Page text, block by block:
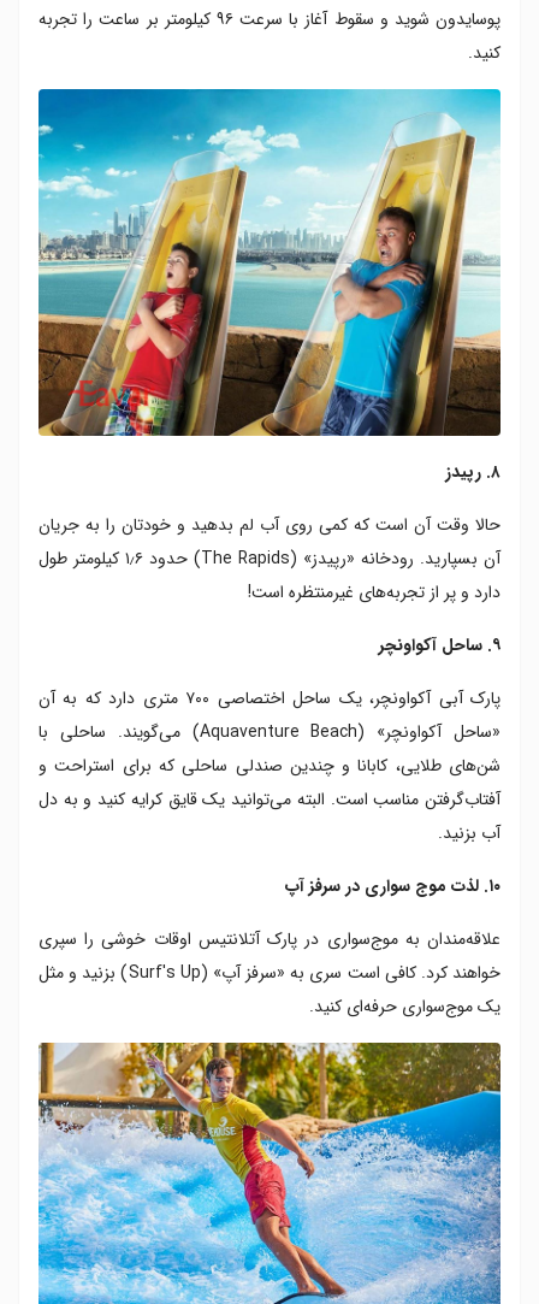
پوسایدون شوید و سقوط آغاز با سرعت ۹۶ کیلومتر بر ساعت را تجربه
کنید.
۸. رپیدز
حالا وقت آن است که کمی روی آب لم بدهید و خودتان را به جریان
آن بسپارید. رودخانه «رپیدز» (The Rapids) حدود ۱٫۶ کیلومتر طول
دارد و پر از تجربه‌های غیرمنتظره است!
۹. ساحل آکواونچر
پارک آبی آکواونچر، یک ساحل اختصاصی ۷۰۰ متری دارد که به آن
«ساحل آکواونچر» (Aquaventure Beach) می‌گویند. ساحلی با
شن‌های طلایی، کابانا و چندین صندلی ساحلی که برای استراحت و
آفتاب‌گرفتن مناسب است. البته می‌توانید یک قایق کرایه کنید و به دل
آب بزنید.
۱۰. لذت موج سواری در سرفز آپ
علاقه‌مندان به موج‌سواری در پارک آتلانتیس اوقات خوشی را سپری
خواهند کرد. کافی است سری به «سرفز آپ» (Surf's Up) بزنید و مثل
یک موج‌سواری حرفه‌ای کنید.